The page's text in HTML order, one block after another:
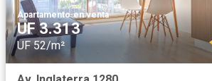
Apartamento·en venta
UF 3.313
UF 52/m²